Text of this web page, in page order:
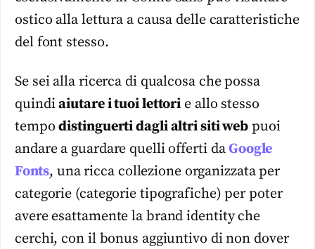
ostico alla lettura a causa delle caratteristiche
del font stesso.
Se sei alla ricerca di qualcosa che possa
quindiaiutare i tuoi lettori e allo stesso
tempodistinguerti dagli altri siti web puoi
andare a guardare quelli offerti daGoogle
Fonts, una ricca collezione organizzata per
categorie (categorie tipografiche) per poter
avere esattamente la brand identity che
cerchi, con il bonus aggiuntivo di non dover